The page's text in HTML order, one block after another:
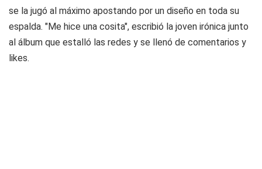
se la jugó al máximo apostando por un diseño en toda su
espalda. "Me hice una cosita", escribió la joven irónica junto
al álbum que estalló las redes y se llenó de comentarios y
likes.